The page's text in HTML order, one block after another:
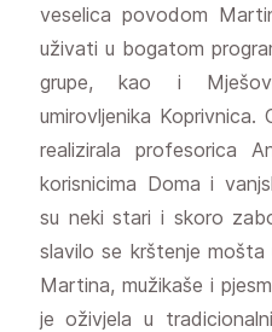
veselica povodom
uživati u bogatom
grupe, kao i
umirovljenika Koprivnica.
realizirala profesorica
korisnicima Doma i
su neki stari i skoro
slavilo se krštenje
Martina, mužikaše i
je oživjela u